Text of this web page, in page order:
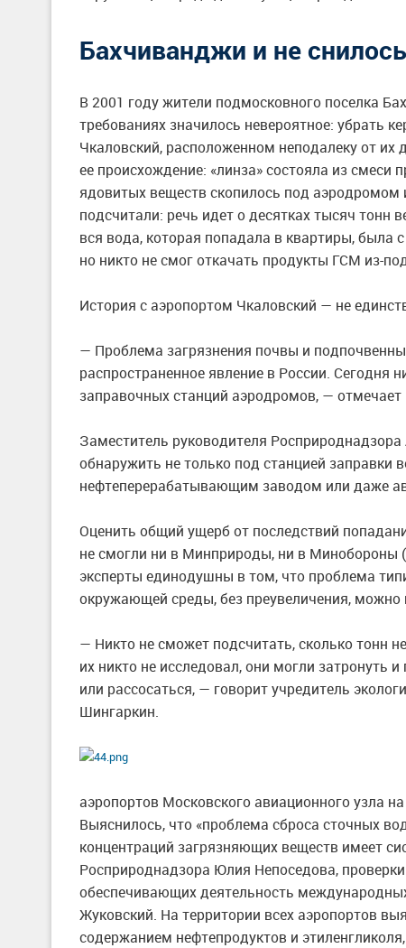
Бахчиванджи и не снилось
В 2001 году жители подмосковного поселка
требованиях значилось невероятное: убрать
Чкаловский, расположенном неподалеку от
ее происхождение: «линза» состояла из
ядовитых веществ скопилось под
подсчитали: речь идет о десятках тысяч тонн
вся вода, которая попадала в квартиры,
но никто не смог откачать продукты ГСМ из-
История с аэропортом Чкаловский — не
— Проблема загрязнения почвы и
распространенное явление в России. Сегодня
заправочных станций аэродромов, —
Заместитель руководителя
обнаружить не только под станцией
нефтеперерабатывающим заводом или даже
Оценить общий ущерб от последствий
не смогли ни в Минприроды, ни в Минобороны
эксперты единодушны в том, что проблема
окружающей среды, без преувеличения,
— Никто не сможет подсчитать, сколько тонн
их никто не исследовал, они могли затронуть
или рассосаться, — говорит учредитель
Шингаркин.
аэропортов Московского авиационного узла
Выяснилось, что «проблема сброса сточных
концентраций загрязняющих веществ имеет
Росприроднадзора Юлия Непоседова,
обеспечивающих деятельность
Жуковский. На территории всех аэропортов
содержанием нефтепродуктов и